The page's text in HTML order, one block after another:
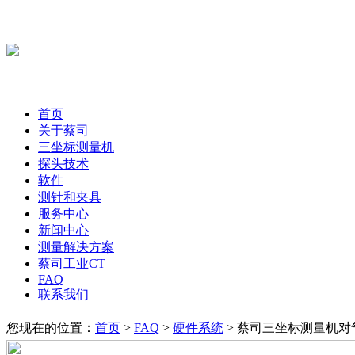
首页
关于蔡司
三坐标测量机
探头技术
软件
测针和夹具
服务中心
新闻中心
测量解决方案
蔡司工业CT
FAQ
联系我们
您现在的位置： 首页 > FAQ > 硬件系统 > 蔡司三坐标测量机